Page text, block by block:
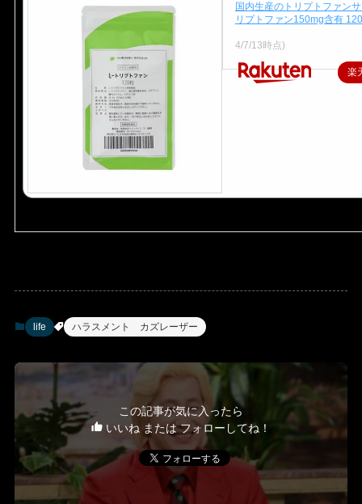
国内生産のトリプトファン
リプトファン150mg含有
4/7/13時点)
楽
life ハラスメント カズレーザー
この記事が気に入ったら
いいね または フォローしてね！